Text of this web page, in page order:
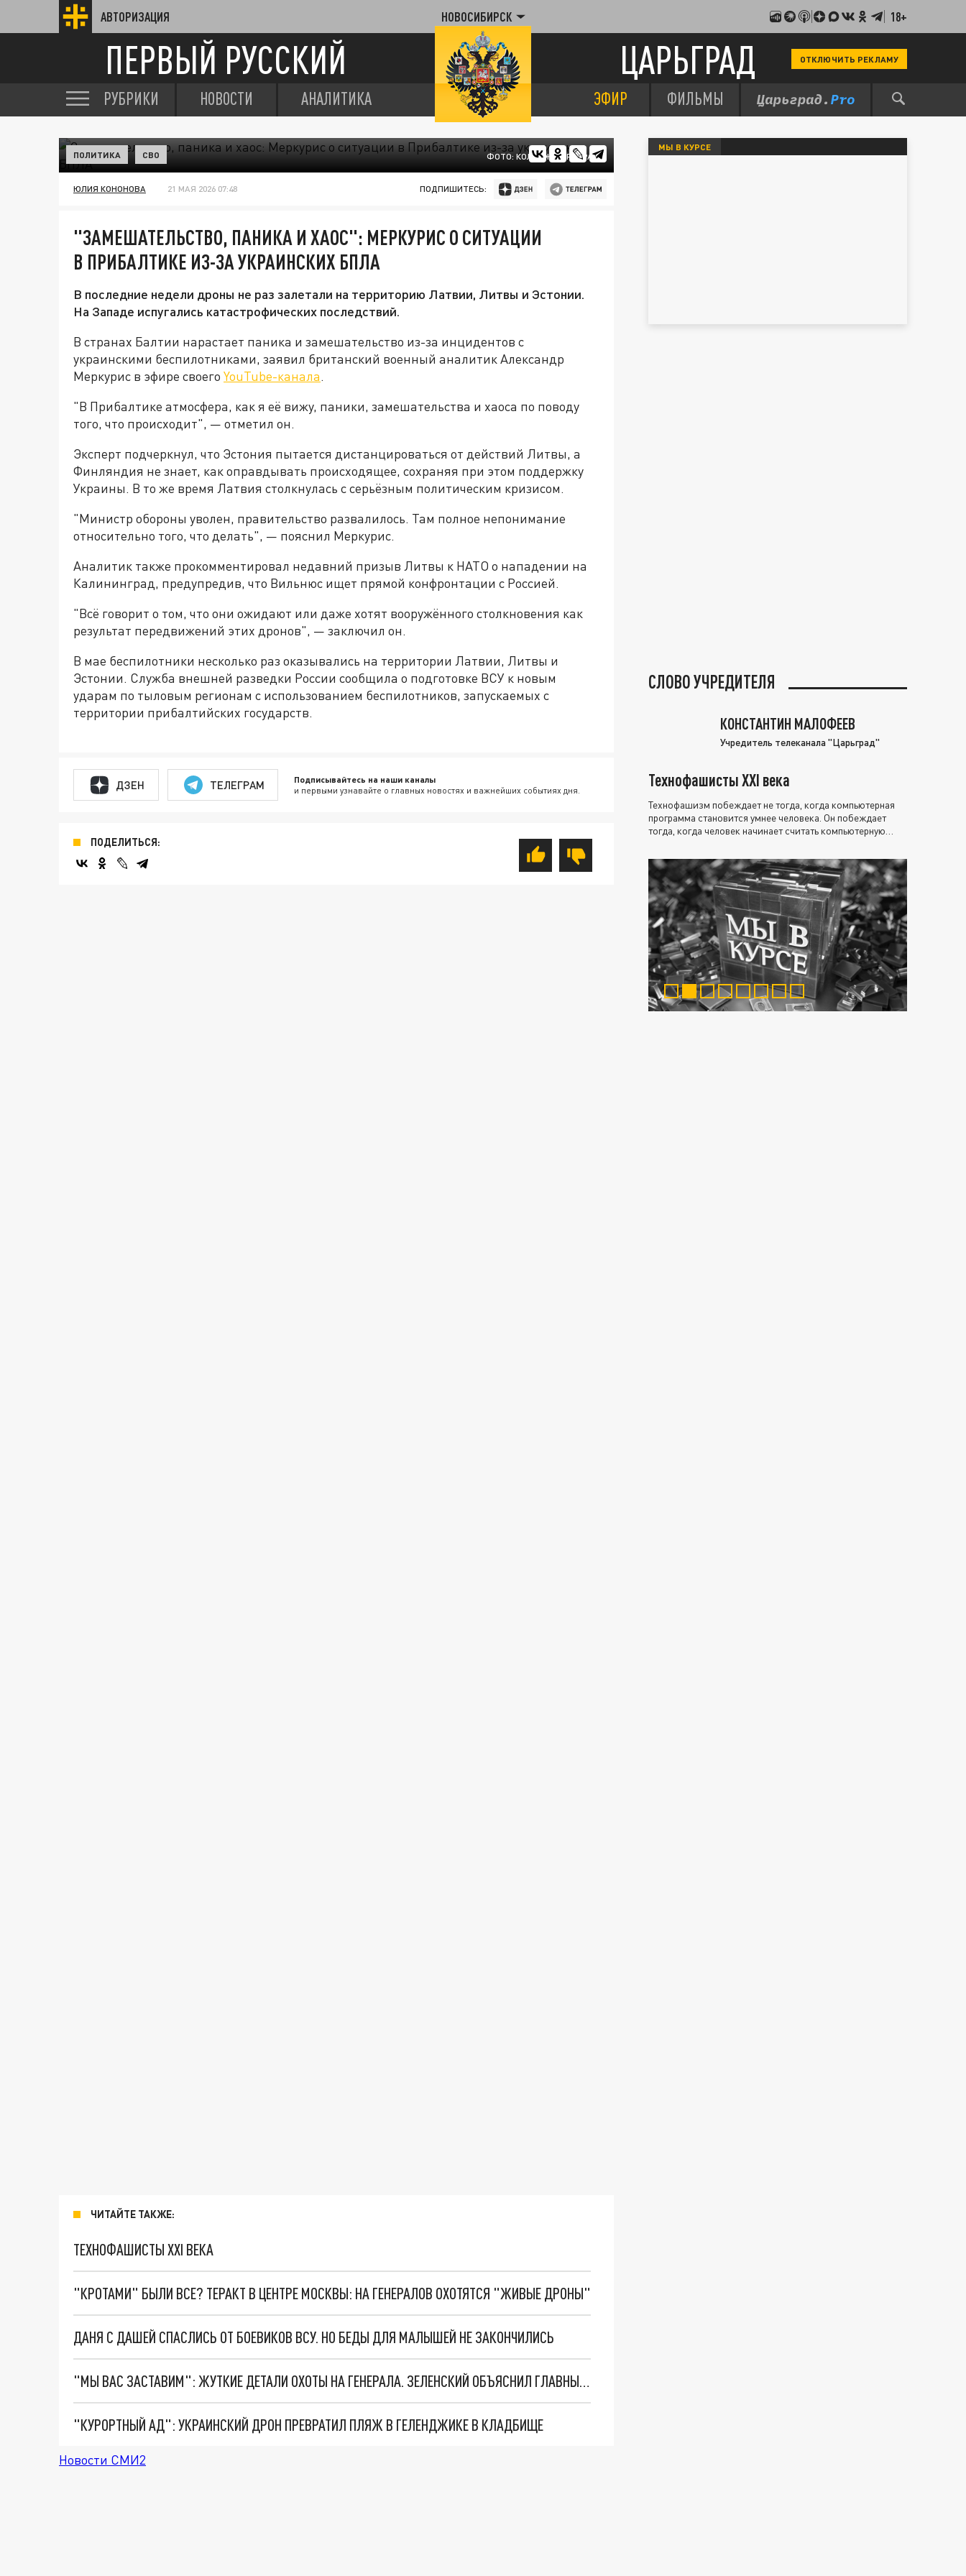
АВТОРИЗАЦИЯ НОВОСИБИРСК 18+
ПЕРВЫЙ РУССКИЙ ЦАРЬГРАД ОТКЛЮЧИТЬ РЕКЛАМУ
РУБРИКИ НОВОСТИ АНАЛИТИКА ЭФИР ФИЛЬМЫ
ФОТО: КОЛЛАЖ ЦАРЬГРАД
ПОЛИТИКА СВО
ЮЛИЯ КОНОНОВА 21 МАЯ 2026 07:48 ПОДПИШИТЕСЬ:
"ЗАМЕШАТЕЛЬСТВО, ПАНИКА И ХАОС": МЕРКУРИС О СИТУАЦИИ
В ПРИБАЛТИКЕ ИЗ-ЗА УКРАИНСКИХ БПЛА
В последние недели дроны не раз залетали на территорию Латвии, Литвы и Эстонии.
На Западе испугались катастрофических последствий.
В странах Балтии нарастает паника и замешательство из-за инцидентов с
украинскими беспилотниками, заявил британский военный аналитик Александр
Меркурис в эфире своего YouTube-канала.
"В Прибалтике атмосфера, как я её вижу, паники, замешательства и хаоса по поводу
того, что происходит", — отметил он.
Эксперт подчеркнул, что Эстония пытается дистанцироваться от действий Литвы, а
Финляндия не знает, как оправдывать происходящее, сохраняя при этом поддержку
Украины. В то же время Латвия столкнулась с серьёзным политическим кризисом.
"Министр обороны уволен, правительство развалилось. Там полное непонимание
относительно того, что делать", — пояснил Меркурис.
Аналитик также прокомментировал недавний призыв Литвы к НАТО о нападении на
Калининград, предупредив, что Вильнюс ищет прямой конфронтации с Россией.
"Всё говорит о том, что они ожидают или даже хотят вооружённого столкновения как
результат передвижений этих дронов", — заключил он.
В мае беспилотники несколько раз оказывались на территории Латвии, Литвы и
Эстонии. Служба внешней разведки России сообщила о подготовке ВСУ к новым
ударам по тыловым регионам с использованием беспилотников, запускаемых с
территории прибалтийских государств.
ДЗЕН ТЕЛЕГРАМ Подписывайтесь на наши каналы
и первыми узнавайте о главных новостях и важнейших событиях дня.
ПОДЕЛИТЬСЯ:
ЧИТАЙТЕ ТАКЖЕ:
ТЕХНОФАШИСТЫ XXI ВЕКА
"КРОТАМИ" БЫЛИ ВСЕ? ТЕРАКТ В ЦЕНТРЕ МОСКВЫ: НА ГЕНЕРАЛОВ ОХОТЯТСЯ "ЖИВЫЕ ДРОНЫ"
ДАНЯ С ДАШЕЙ СПАСЛИСЬ ОТ БОЕВИКОВ ВСУ. НО БЕДЫ ДЛЯ МАЛЫШЕЙ НЕ ЗАКОНЧИЛИСЬ
"МЫ ВАС ЗАСТАВИМ": ЖУТКИЕ ДЕТАЛИ ОХОТЫ НА ГЕНЕРАЛА. ЗЕЛЕНСКИЙ ОБЪЯСНИЛ ГЛАВНЫЙ СМЫСЛ ТЕРАКТА В ЦЕНТРЕ МОСКВЫ
"КУРОРТНЫЙ АД": УКРАИНСКИЙ ДРОН ПРЕВРАТИЛ ПЛЯЖ В ГЕЛЕНДЖИКЕ В КЛАДБИЩЕ
Новости СМИ2
МЫ В КУРСЕ
СЛОВО УЧРЕДИТЕЛЯ
КОНСТАНТИН МАЛОФЕЕВ
Учредитель телеканала "Царьград"
Технофашисты XXI века
Технофашизм побеждает не тогда, когда компьютерная
программа становится умнее человека. Он побеждает
тогда, когда человек начинает считать компьютерную